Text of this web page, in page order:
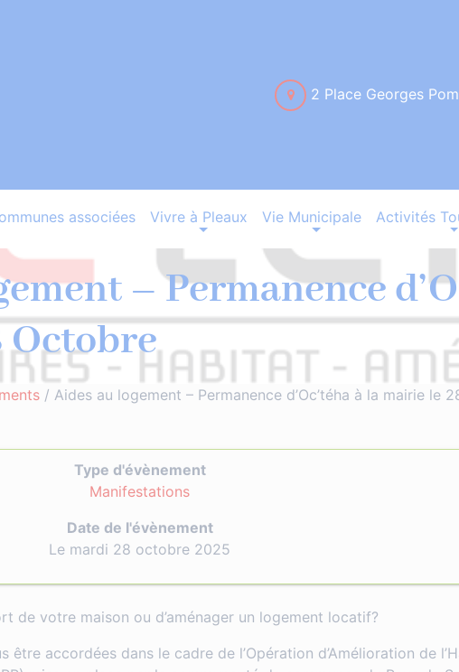
2 Place Georges
associées Vivre à Pleaux Vie Municipale Activités
– Permanence
Octobre
/ Aides au logement – Permanence d’Oc’téha à la mairie le
Type d'évènement
Manifestations
Date de l'évènement
Le mardi 28 octobre 2025
de votre maison ou d’aménager un logement locatif?
être accordées dans le cadre de l’Opération d’Amélioration de